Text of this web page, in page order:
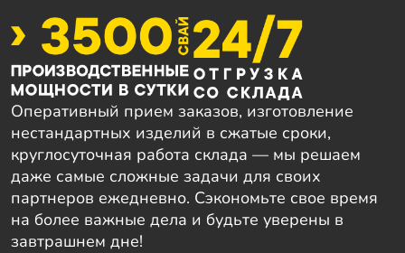
Оперативный прием заказов, изготовление
нестандартных изделий в сжатые сроки,
круглосуточная работа склада — мы решаем
даже самые сложные задачи для своих
партнеров ежедневно. Сэкономьте свое время
на более важные дела и будьте уверены в
завтрашнем дне!